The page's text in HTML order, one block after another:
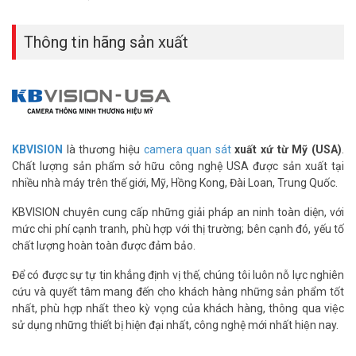
doanh để được hỗ trợ ưu đãi tốt nhất. Tham khảo thêm hình ảnh
Facebook Vuhoangtelecomnhé.
Thông tin hãng sản xuất
KBVISION là thương hiệu camera quan sát xuất xứ từ Mỹ (USA)
Chất lượng sản phẩm sở hữu công nghệ USA được sản xuất tại
nhiều nhà máy trên thế giới, Mỹ, Hồng Kong, Đài Loan, Trung Quốc.
KBVISION chuyên cung cấp những giải pháp an ninh toàn diện, với
mức chi phí cạnh tranh, phù hợp với thị trường; bên cạnh đó, yếu tố
chất lượng hoàn toàn được đảm bảo.
Để có được sự tự tin khẳng định vị thế, chúng tôi luôn nỗ lực nghiên
cứu và quyết tâm mang đến cho khách hàng những sản phẩm tốt
nhất, phù hợp nhất theo kỳ vọng của khách hàng, thông qua việc
sử dụng những thiết bị hiện đại nhất, công nghệ mới nhất hiện nay.